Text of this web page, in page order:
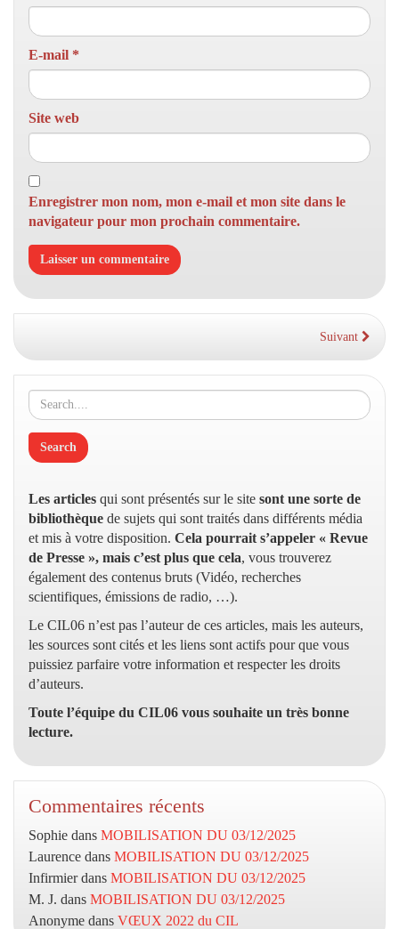
E-mail *
Site web
Enregistrer mon nom, mon e-mail et mon site dans le
navigateur pour mon prochain commentaire.
Suivant
Les articles qui sont présentés sur le site sont une sorte de
bibliothèque de sujets qui sont traités dans différents média
et mis à votre disposition. Cela pourrait s’appeler « Revue
de Presse », mais c’est plus que cela, vous trouverez
également des contenus bruts (Vidéo, recherches
scientifiques, émissions de radio, …).
Le CIL06 n’est pas l’auteur de ces articles, mais les auteurs,
les sources sont cités et les liens sont actifs pour que vous
puissiez parfaire votre information et respecter les droits
d’auteurs.
Toute l’équipe du CIL06 vous souhaite un très bonne
lecture.
Commentaires récents
Sophie dans MOBILISATION DU 03/12/2025
Laurence dans MOBILISATION DU 03/12/2025
Infirmierdans MOBILISATION DU 03/12/2025
M. J. dans MOBILISATION DU 03/12/2025
Anonyme dans VŒUX 2022 du CIL